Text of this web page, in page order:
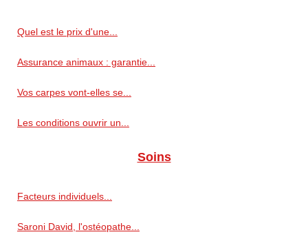
Quel est le prix d'une...
Assurance animaux : garantie...
Vos carpes vont-elles se...
Les conditions ouvrir un...
Soins
Facteurs individuels...
Saroni David, l'ostéopathe...